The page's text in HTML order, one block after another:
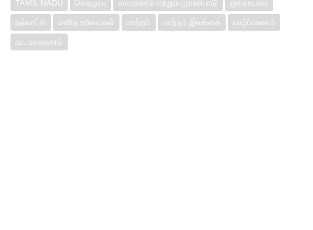
TAMIL NADU
கொழும்பு சமாதானம் மற்றும் முரண்பாடு
ஜனநாயகம்
நல்லாட்சி
மனித உரிமைகள் மாற்றம் மாற்றம் இலங்கை
யாழ்ப்பாணம்
வட மாகாணம்